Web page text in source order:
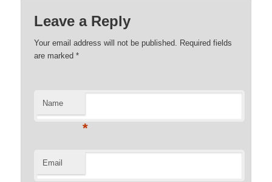
Leave a Reply
Your email address will not be published. Required fields
are marked*
Name
*
Email